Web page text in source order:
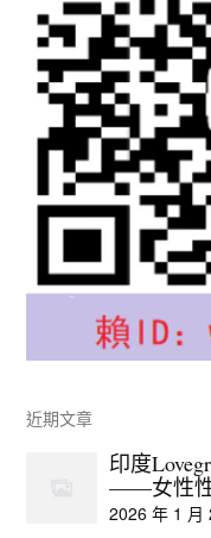
近期文章
印度
——女性性
2026 年 1 月